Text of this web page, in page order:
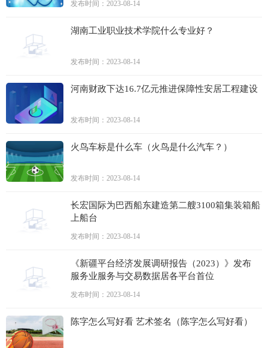
发布时间：2023-08-14
湖南工业职业技术学院什么专业好？
发布时间：2023-08-14
河南财政下达16.7亿元推进保障性安居工程建设
发布时间：2023-08-14
火鸟车标是什么车（火鸟是什么汽车？）
发布时间：2023-08-14
长宏国际为巴西船东建造第二艘3100箱集装箱船
上船台
发布时间：2023-08-14
《新疆平台经济发展调研报告（2023）》发布
服务业服务与交易数据居各平台首位
发布时间：2023-08-14
陈字怎么写好看 艺术签名（陈字怎么写好看）